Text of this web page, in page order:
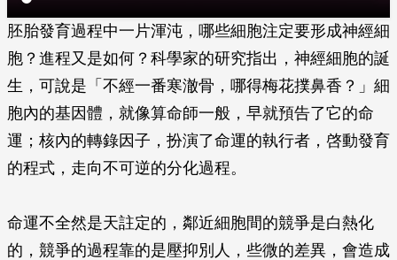
胚胎發育過程中一片渾沌，哪些細胞注定要形成神經細
胞？進程又是如何？科學家的研究指出，神經細胞的誕
生，可說是「不經一番寒澈骨，哪得梅花撲鼻香？」細
胞內的基因體，就像算命師一般，早就預告了它的命
運；核內的轉錄因子，扮演了命運的執行者，啓動發育
的程式，走向不可逆的分化過程。
命運不全然是天註定的，鄰近細胞間的競爭是白熱化
的，競爭的過程靠的是壓抑別人，些微的差異，會造成